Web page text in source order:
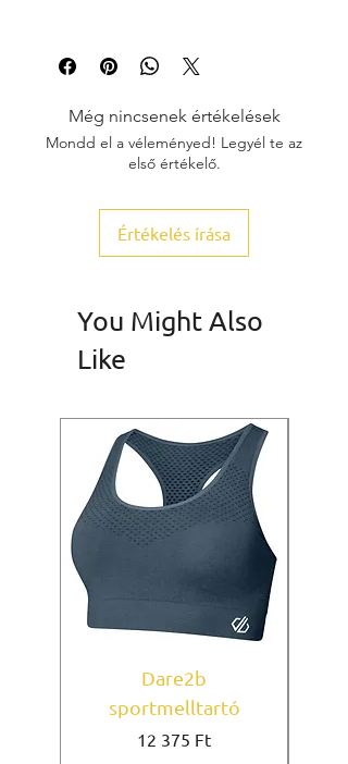
Még nincsenek értékelések
Mondd el a véleményed! Legyél te az
első értékelő.
Értékelés írása
You Might Also
Like
Dare2b
sportmelltartó
Ár
12 375 Ft